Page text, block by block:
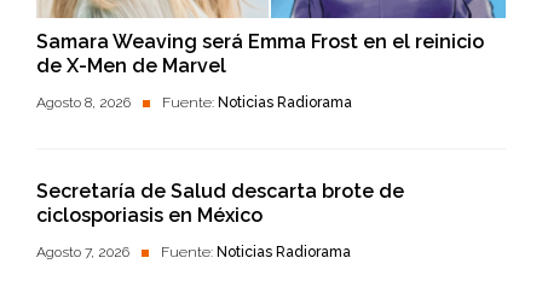
Samara Weaving será Emma Frost en el reinicio
de X-Men de Marvel
Agosto 8, 2026 Fuente: Noticias Radiorama
Secretaría de Salud descarta brote de
ciclosporiasis en México
Agosto 7, 2026 Fuente: Noticias Radiorama